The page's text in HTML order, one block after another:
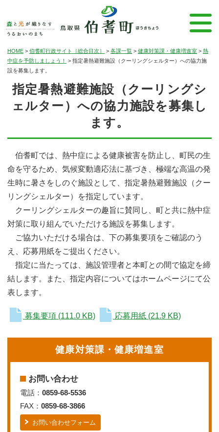
HOME > 伯耆町行政サイト［総合目次］ > 各課一覧 > 健康対策課・健康増進室 > 熱
中症を予防しましょう！
> 指定暑熱避難施設（クーリングシェルター）への協力施
設を募集します。
指定暑熱避難施設（クーリングシ
ェルター）への協力施設を募集し
ます。
伯耆町では、熱中症による健康被害を防止し、町民の生
命を守るため、気候変動適応法に基づき、極端な高温の発
生時に暑さをしのぐ施設として、指定暑熱避難施設（クー
リングシェルター）を指定しています。
クーリングシェルターの趣旨に賛同し、町と共に熱中症
対策に取り組んでいただける施設を募集します。
ご協力いただける場合は、下の募集要項をご確認のう
え、応募用紙をご提出ください。
指定に当たっては、施設管理者と本町との間で協定を締
結します。また、指定内容についてはホームページにて公
表します。
募集要項 (111.0 KB) 応募用紙 (21.9 KB)
健康対策課・健康増進室
お問い合わせ
電話： 0859-68-5536
FAX： 0859-68-3866
お問い合わせフォーム